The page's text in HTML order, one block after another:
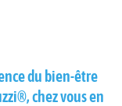
du bien-être
chez vous en